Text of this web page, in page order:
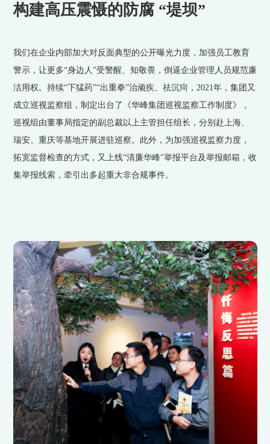
构建高压震慑的防腐 “堤坝”
我们在企业内部加大对反面典型的公开曝光力度，加强员工教育
警示，让更多“身边人”受警醒、知敬畏，倒逼企业管理人员规范廉
洁用权。持续“下猛药”“出重拳”治顽疾、祛沉疴，2021年，集团又
成立巡视监察组，制定出台了《华峰集团巡视监察工作制度》，
巡视组由董事局指定的副总裁以上主管担任组长，分别赴上海、
瑞安、重庆等基地开展进驻巡察。此外，为加强巡视监察力度，
拓宽监督检查的方式，又上线“清廉华峰”举报平台及举报邮箱，收
集举报线索，牵引出多起重大非合规事件。